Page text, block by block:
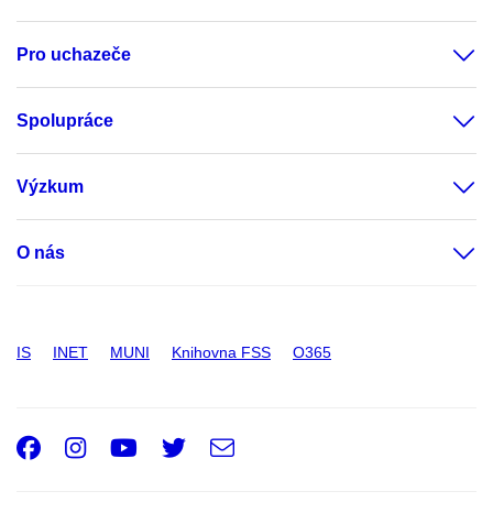
Pro uchazeče
Spolupráce
Výzkum
O nás
IS INET MUNI Knihovna FSS O365
Facebook
Instagram
Youtube
Twitter
e-